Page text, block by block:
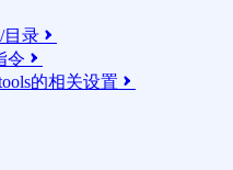
目录 
令 
的相关设置 